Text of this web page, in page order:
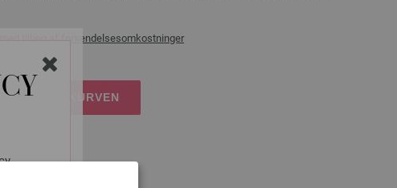
tillæg afforsendelsesomkostninger
I INDKØBSKURVEN